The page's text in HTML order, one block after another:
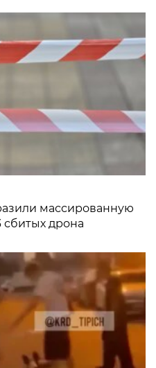
массированную
сбитых дрона